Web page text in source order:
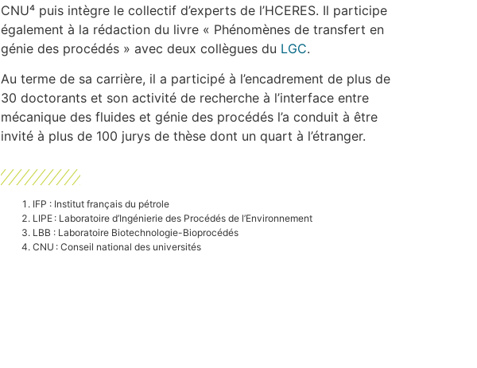
CNU⁴ puis intègre le collectif d’experts de l’HCERES. Il participe
également à la rédaction du livre « Phénomènes de transfert en
génie des procédés » avec deux collègues du LGC.
Au terme de sa carrière, il a participé à l’encadrement de plus de
30 doctorants et son activité de recherche à l’interface entre
mécanique des fluides et génie des procédés l’a conduit à être
invité à plus de 100 jurys de thèse dont un quart à l’étranger.
IFP : Institut français du pétrole
LIPE : Laboratoire d’Ingénierie des Procédés de l’Environnement
LBB : Laboratoire Biotechnologie-Bioprocédés
CNU :Conseil national des universités